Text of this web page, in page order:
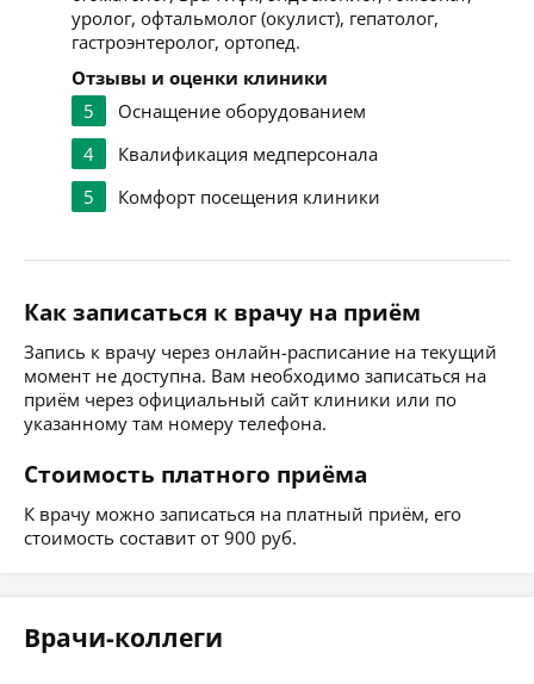
уролог, офтальмолог (окулист), гепатолог,
гастроэнтеролог, ортопед.
Отзывы и оценки клиники
5
Оснащение оборудованием
4
Квалификация медперсонала
5
Комфорт посещения клиники
Как записаться к врачу на приём
Запись к врачу через онлайн-расписание на текущий
момент не доступна. Вам необходимо записаться на
приём через официальный сайт клиники или по
указанному там номеру телефона.
Стоимость платного приёма
К врачу можно записаться на платный приём, его
стоимость составит от 900 руб.
Врачи-коллеги